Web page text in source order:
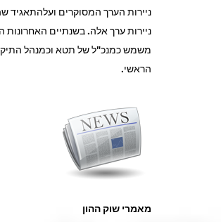
ניירות הערך המסוקרים ועלהתאגיד
ניירות ערך אלה. בשנתיים האחרונות
משמש כמנכ"ל של תטא וכמנהל
הראשי.
מאמרי שוק ההון